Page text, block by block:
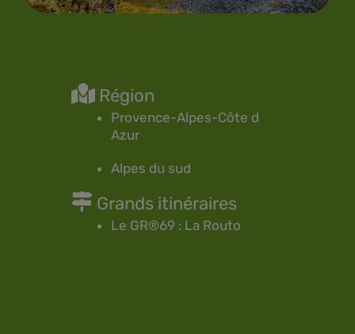
Région
Provence-Alpes-Côte d
Azur
Alpes du sud
Grands itinéraires
Le GR®69 : La Routo